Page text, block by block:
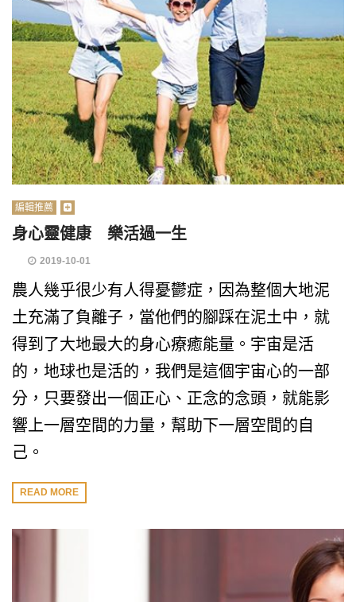
編輯推薦
身心靈健康 樂活過一生
2019-10-01
農人幾乎很少有人得憂鬱症，因為整個大地泥
土充滿了負離子，當他們的腳踩在泥土中，就
得到了大地最大的身心療癒能量。宇宙是活
的，地球也是活的，我們是這個宇宙心的一部
分，只要發出一個正心、正念的念頭，就能影
響上一層空間的力量，幫助下一層空間的自
己。
READ MORE